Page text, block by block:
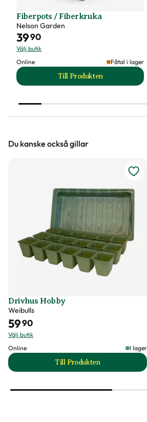
Fiberpots / Fiberkruka
Nelson Garden
3990
Välj butik
Online
Fåtal i lager
Till Produkten
till Fiberpots /
Du kanske också gillar
Drivhus Hobby
Weibulls
5990
Välj butik
Online
I lager
Till Produkten
till Drivhus Hobby